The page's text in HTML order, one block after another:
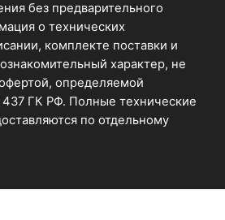
без предварительного
о технических
комплекте поставки и
характер, не
определяемой
ГК РФ. Полные технические
по отдельному